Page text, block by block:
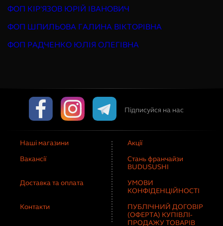
ФОП КІР'ЯЗОВ ЮРІЙ ІВАНОВИЧ
ФОП ШПИЛЬОВА ГАЛИНА ВІКТОРІВНА
ФОП РАДЧЕНКО ЮЛІЯ ОЛЕГІВНА
Наші магазини
Акції
Вакансії
Стань франчайзи
BUDUSUSHI
Доставка та оплата
УМОВИ
КОНФІДЕНЦІЙНОСТІ
Контакти
ПУБЛІЧНИЙ ДОГОВІР
(ОФЕРТА) КУПІВЛІ-
ПРОДАЖУ ТОВАРІВ
Підписуйся на нас